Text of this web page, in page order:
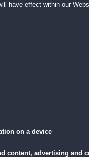
angezeigt.
"Ja" (Bei Windows Vista
have effect within our
on a device
content, advertising and